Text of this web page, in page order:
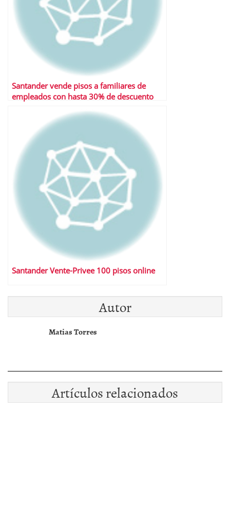
Santander vende pisos a familiares de
empleados con hasta 30% de descuento
Santander Vente-Privee 100 pisos online
Autor
Matias Torres
Artículos relacionados